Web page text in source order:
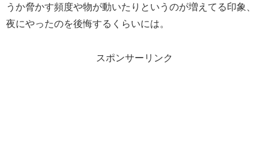
うか脅かす頻度や物が動いたりというのが増えてる印象、
夜にやったのを後悔するくらいには。
スポンサーリンク